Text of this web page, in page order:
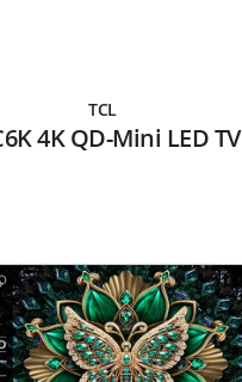
TCL
4K QD-Mini LED TV